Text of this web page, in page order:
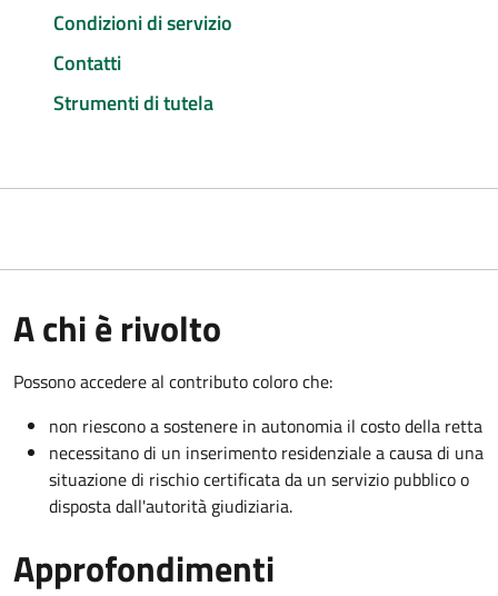
Condizioni di servizio
Contatti
Strumenti di tutela
A chi è rivolto
Possono accedere al contributo coloro che:
non riescono a sostenere in autonomia il costo della retta
necessitano di un inserimento residenziale a causa di una
situazione di rischio certificata da un servizio pubblico o
disposta dall'autorità giudiziaria.
Approfondimenti